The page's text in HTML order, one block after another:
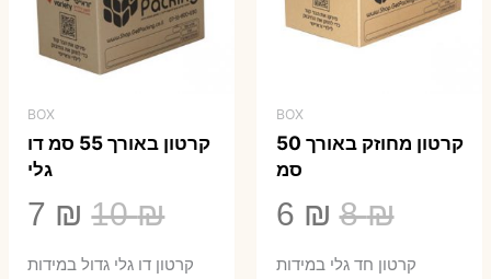
BOX
קרטון מחוזק באורך 50
סמ
8₪
המחיר
המקורי
6 ₪
הנוכחיקרטון חד גלי במידות
BOX
קרטון באורך 55 סמ דו
גלי
10₪
7 ₪
קרטון דו גלי גדול במידות